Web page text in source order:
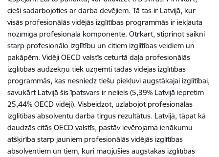
cieši sadarbojoties ar darba devējiem. Tā tas ir Latvijā, kur
visās profesionālās vidējās izglītības programmās ir iekļauta
nozīmīga profesionālā komponente. Otrkārt, stiprinot saikni
starp profesionālo izglītību un citiem izglītības veidiem un
pakāpēm. Vidēji OECD valstīs ceturtā daļa profesionālās
izglītības audzēkņu tiek uzņemti tādās vidējās izglītības
programmās, kas nesniedz tiešu piekļuvi augstākajai izglītībai,
savukārt Latvijā šis īpatsvars ir neliels (5,39% Latvijā iepretim
25,44% OECD vidēji). Visbeidzot, uzlabojot profesionālās
izglītības absolventu darba tirgus rezultātus. Latvijā, tāpat kā
daudzās citās OECD valstīs, pastāv ievērojama ienākumu
atšķirība starp jauniem profesionālās vidējās izglītības
absolventiem un tiem, kuri mācījušies augstākās izglītības